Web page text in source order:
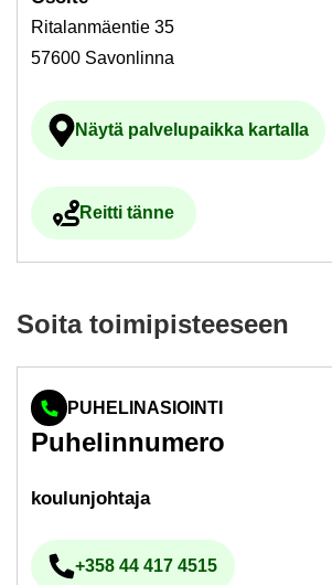
Ritalanmäentie 35
57600 Savonlinna
Ul­koi­nen pal­ve­lu
Näytä pal­ve­lu­paik­ka kar­tal­la
Ul­koi­nen pal­ve­lu avau­tuu
Reit­ti tänne
Soita toi­mi­pis­tee­seen
PUHELINASIOINTI
Pu­he­lin­nu­me­ro
kou­lun­joh­ta­ja
Pu­he­lin­nu­me­ro
+358 44 417 4515